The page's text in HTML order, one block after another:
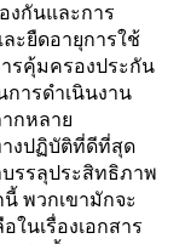
งกันและการ
ะยืดอายุการใช้
ารคุ้มครองประกัน
การดำเนินงาน
กหลาย
งปฏิบัติที่ดีที่สุด
รรลุประสิทธิภาพ
พวกเขามักจะ
ในเรื่องเอกสาร